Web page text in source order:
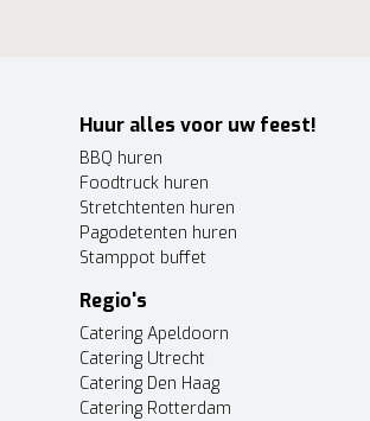
Huur alles voor uw feest!
BBQ huren
Foodtruck huren
Stretchtenten huren
Pagodetenten huren
Stamppot buffet
Regio's
Catering Apeldoorn
Catering Utrecht
Catering Den Haag
Catering Rotterdam